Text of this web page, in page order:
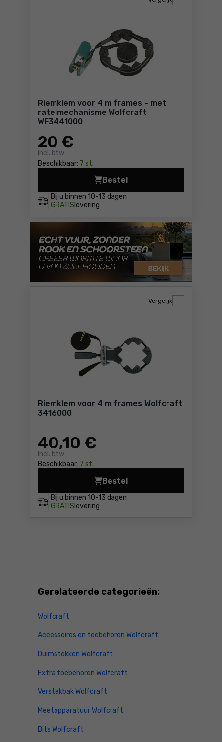
Riemklem voor 4 m frames - met
ratelmechanisme Wolfcraft
WF3441000
20 €
Incl. btw
Beschikbaar: 7 st.
Bij u binnen 10-13 dagen
GRATIS levering
Bestel
Riemklem voor 4 m
Riemklem voor 4 m frames Wolfcraft
3416000
40,10 €
Incl. btw
Beschikbaar: 7 st.
Vergelijk
Bij u binnen 10-13 dagen
GRATIS levering
Bestel
Riemklem voor 4 m
Gerelateerde categorieën:
Wolfcraft
Accessoires en toebehoren Wolfcraft
Duimstokken Wolfcraft
Extra toebehoren Wolfcraft
Verstekbak Wolfcraft
Meetapparatuur Wolfcraft
Bits Wolfcraft